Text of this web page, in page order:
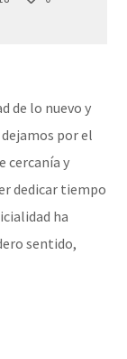
de lo nuevo y
por el
cercanía y
dedicar tiempo
ha
sentido,